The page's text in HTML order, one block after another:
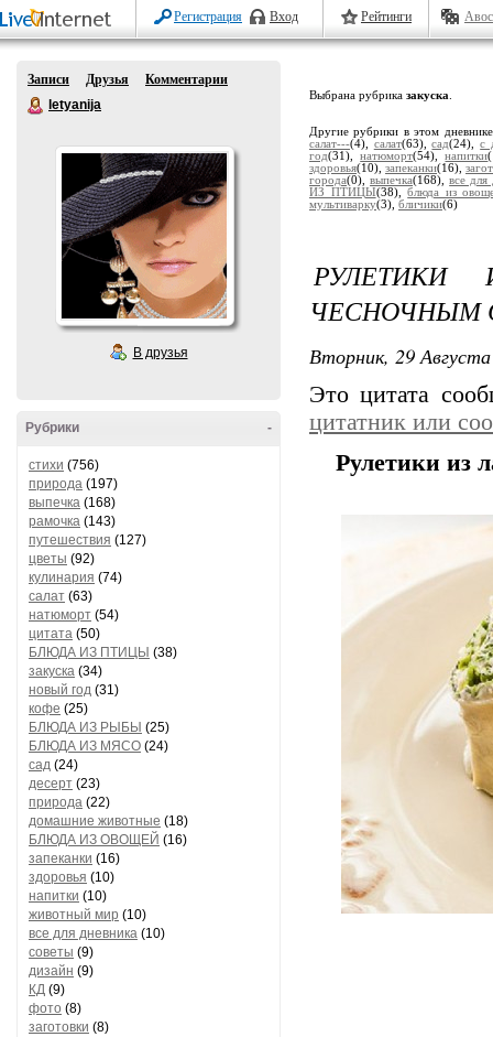
Регистрация Вход Рейтинги
Записи Друзья
Комментарии
letyanija
В друзья
-
Рубрики
стихи (756)
природа (197)
выпечка (168)
рамочка (143)
путешествия (127)
цветы (92)
кулинария (74)
салат (63)
натюморт (54)
цитата (50)
БЛЮДА ИЗ ПТИЦЫ (38)
закуска (34)
новый год (31)
кофе (25)
БЛЮДА ИЗ РЫБЫ (25)
БЛЮДА ИЗ МЯСО (24)
сад (24)
десерт (23)
природа (22)
домашние животные (18)
БЛЮДА ИЗ ОВОЩЕЙ (16)
запеканки (16)
здоровья (10)
напитки (10)
животный мир (10)
все для дневника (10)
советы (9)
дизайн (9)
КД (9)
фото (8)
заготовки (8)
Выбрана рубрика закуска
Другие рубрики в этом
салат---(4), салат(63),сад(24),с
год(31),натюморт(54),напитки
здоровья(10), запеканки(16),
города(0),выпечка(168),все для
ИЗ ПТИЦЫ(38),блюда из
мультиварку(3), бличики(6)
ЧЕСНОЧНЫМ
Вторник, 29
Это цитата
цитатник или
Рулетики из